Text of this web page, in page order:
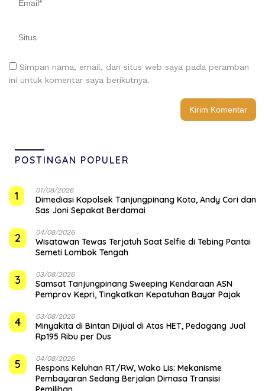
Simpan nama, email, dan situs web saya pada peramban
ini untuk komentar saya berikutnya.
POSTINGAN POPULER
1 01/08/2026
Dimediasi Kapolsek Tanjungpinang Kota, Andy Cori dan
Sas Joni Sepakat Berdamai
2 04/08/2026
Wisatawan Tewas Terjatuh Saat Selfie di Tebing Pantai
Semeti Lombok Tengah
3 03/08/2026
Samsat Tanjungpinang Sweeping Kendaraan ASN
Pemprov Kepri, Tingkatkan Kepatuhan Bayar Pajak
4 03/08/2026
Minyakita di Bintan Dijual di Atas HET, Pedagang Jual
Rp195 Ribu per Dus
5 04/08/2026
‎Respons Keluhan RT/RW, Wako Lis: Mekanisme
Pembayaran Sedang Berjalan Dimasa Transisi